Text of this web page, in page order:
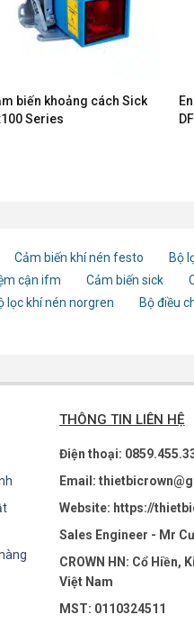
biến khoảng cách Sick
Series
Cảm biến khí nén festo Bộ
cận ifm Cảm biến sick
lọc khí nén norgren
Bộ điều
THÔNG TIN LIÊN HỆ
Điện thoại:
Email:
Website: https://
Sales Engineer - Mr
CROWN HN: Cổ Hiền,
Việt Nam
MST: 0110324511